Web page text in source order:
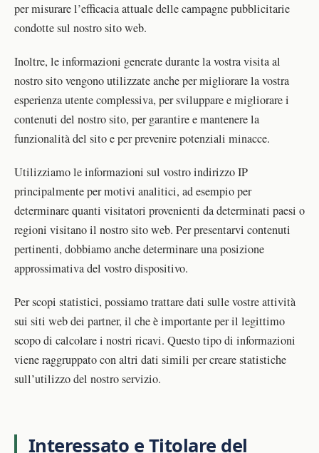
per misurare l’efficacia attuale delle campagne pubblicitarie
condotte sul nostro sito web.
Inoltre, le informazioni generate durante la vostra visita al
nostro sito vengono utilizzate anche per migliorare la vostra
esperienza utente complessiva, per sviluppare e migliorare i
contenuti del nostro sito, per garantire e mantenere la
funzionalità del sito e per prevenire potenziali minacce.
Utilizziamo le informazioni sul vostro indirizzo IP
principalmente per motivi analitici, ad esempio per
determinare quanti visitatori provenienti da determinati paesi o
regioni visitano il nostro sito web. Per presentarvi contenuti
pertinenti, dobbiamo anche determinare una posizione
approssimativa del vostro dispositivo.
Per scopi statistici, possiamo trattare dati sulle vostre attività
sui siti web dei partner, il che è importante per il legittimo
scopo di calcolare i nostri ricavi. Questo tipo di informazioni
viene raggruppato con altri dati simili per creare statistiche
sull’utilizzo del nostro servizio.
Interessato e Titolare del